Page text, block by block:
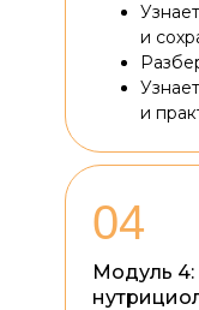
и
и
Модуль 4:
04